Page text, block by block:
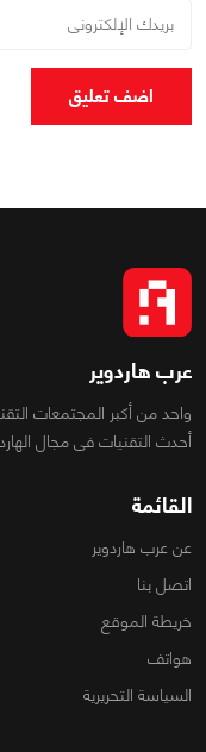
اضف تعليق
عرب هاردوير
واحد من أكبر المجتمعات
أحدث التقنيات فى مجال
القائمة
عن عرب هاردوير
اتصل بنا
خريطة الموقع
هواتف
السياسة التحريرية